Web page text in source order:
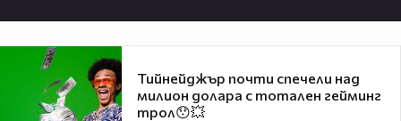
Тийнейджър почти спечели над
милион долара с тотален гейминг
трол😯💥